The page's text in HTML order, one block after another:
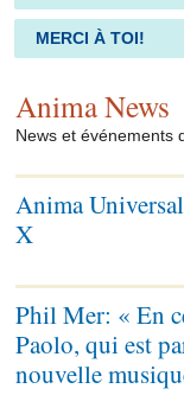
MERCI À TOI!
Anima News
News et événements
Anima
X
Phil Mer: « En
Paolo, qui est
nouvelle